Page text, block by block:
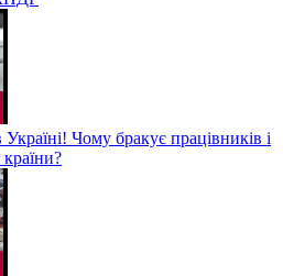
Чому бракує працівників і